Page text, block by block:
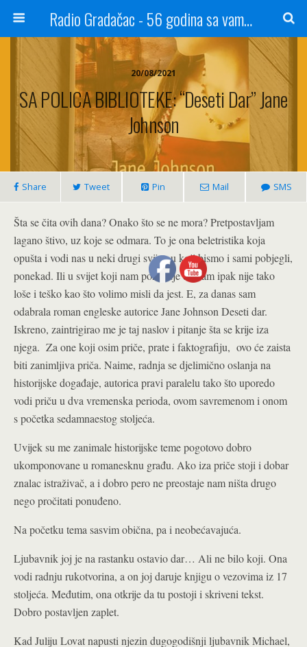
Radio Gradačac - 56 godina sa vama...
20/08/2021
SA POLICA BIBLIOTEKE: “Deseti Dar” Jane
Johnson
Share Tweet Pin Mail SMS
Šta se čita ovih dana? Onako što se ne mora? Pretpostavljam
lagano štivo, uz koje se odmara. To je ona beletristika koja
opušta i vodi nas u neki drugi svijet, u koji bismo i sami pobjegli,
ponekad. Ili u svijet koji nam pokazuje da nam ipak nije tako
loše i teško kao što volimo misli da jest. E, za danas sam
odabrala roman engleske autorice Jane Johnson Deseti dar.
Iskreno, zaintrigirao me je taj naslov i pitanje šta se krije iza
njega. Za one koji osim priče, prate i faktografiju, ovo će zaista
biti zanimljiva priča. Naime, radnja se djelimično oslanja na
historijske događaje, autorica pravi paralelu tako što uporedo
vodi priču u dva vremenska perioda, ovom savremenom i onom
s početka sedamnaestog stoljeća.
Uvijek su me zanimale historijske teme pogotovo dobro
ukomponovane u romanesknu građu. Ako iza priče stoji i dobar
znalac istraživač, a i dobro pero ne preostaje nam ništa drugo
nego pročitati ponuđeno.
Na početku tema sasvim obična, pa i neobećavajuća.
Ljubavnik joj je na rastanku ostavio dar… Ali ne bilo koji. Ona
vodi radnju rukotvorina, a on joj daruje knjigu o vezovima iz 17
stoljeća. Međutim, ona otkrije da tu postoji i skriveni tekst.
Dobro postavljen zaplet.
Kad Juliju Lovat napusti njezin dugogodišnji ljubavnik Michael,